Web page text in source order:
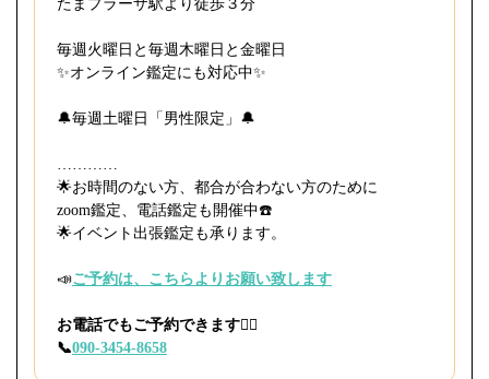
⁡たまプラーザ駅より徒歩３分
毎週火曜日と毎週木曜日と金曜日
⁡✨オンライン鑑定にも対応中✨
🔔毎週土曜日「男性限定」🔔
…………
🌟お時間のない方、都合が合わない方のために
zoom鑑定、電話鑑定も開催中☎️
⁡🌟イベント出張鑑定も承ります。
📣ご予約は、こちらよりお願い致します
お電話でもご予約できます🙇‍♀️
📞090-3454-8658